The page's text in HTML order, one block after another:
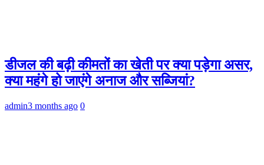
डीजल की बढ़ी कीमतों का खेती पर क्या पड़ेगा असर,
क्या महंगे हो जाएंगे अनाज और सब्जियां?
admin3 months ago 0